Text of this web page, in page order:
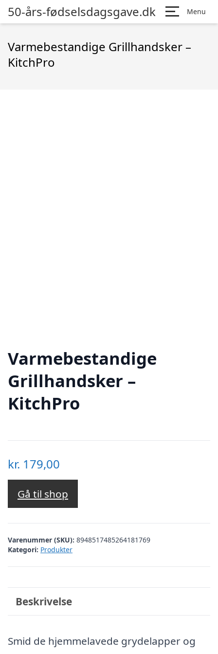
50-års-fødselsdagsgave.dk Menu
Varmebestandige Grillhandsker –
KitchPro
Varmebestandige
Grillhandsker –
KitchPro
kr. 179,00
Gå til shop
Varenummer (SKU): 8948517485264181769
Kategori: Produkter
Beskrivelse
Smid de hjemmelavede grydelapper og